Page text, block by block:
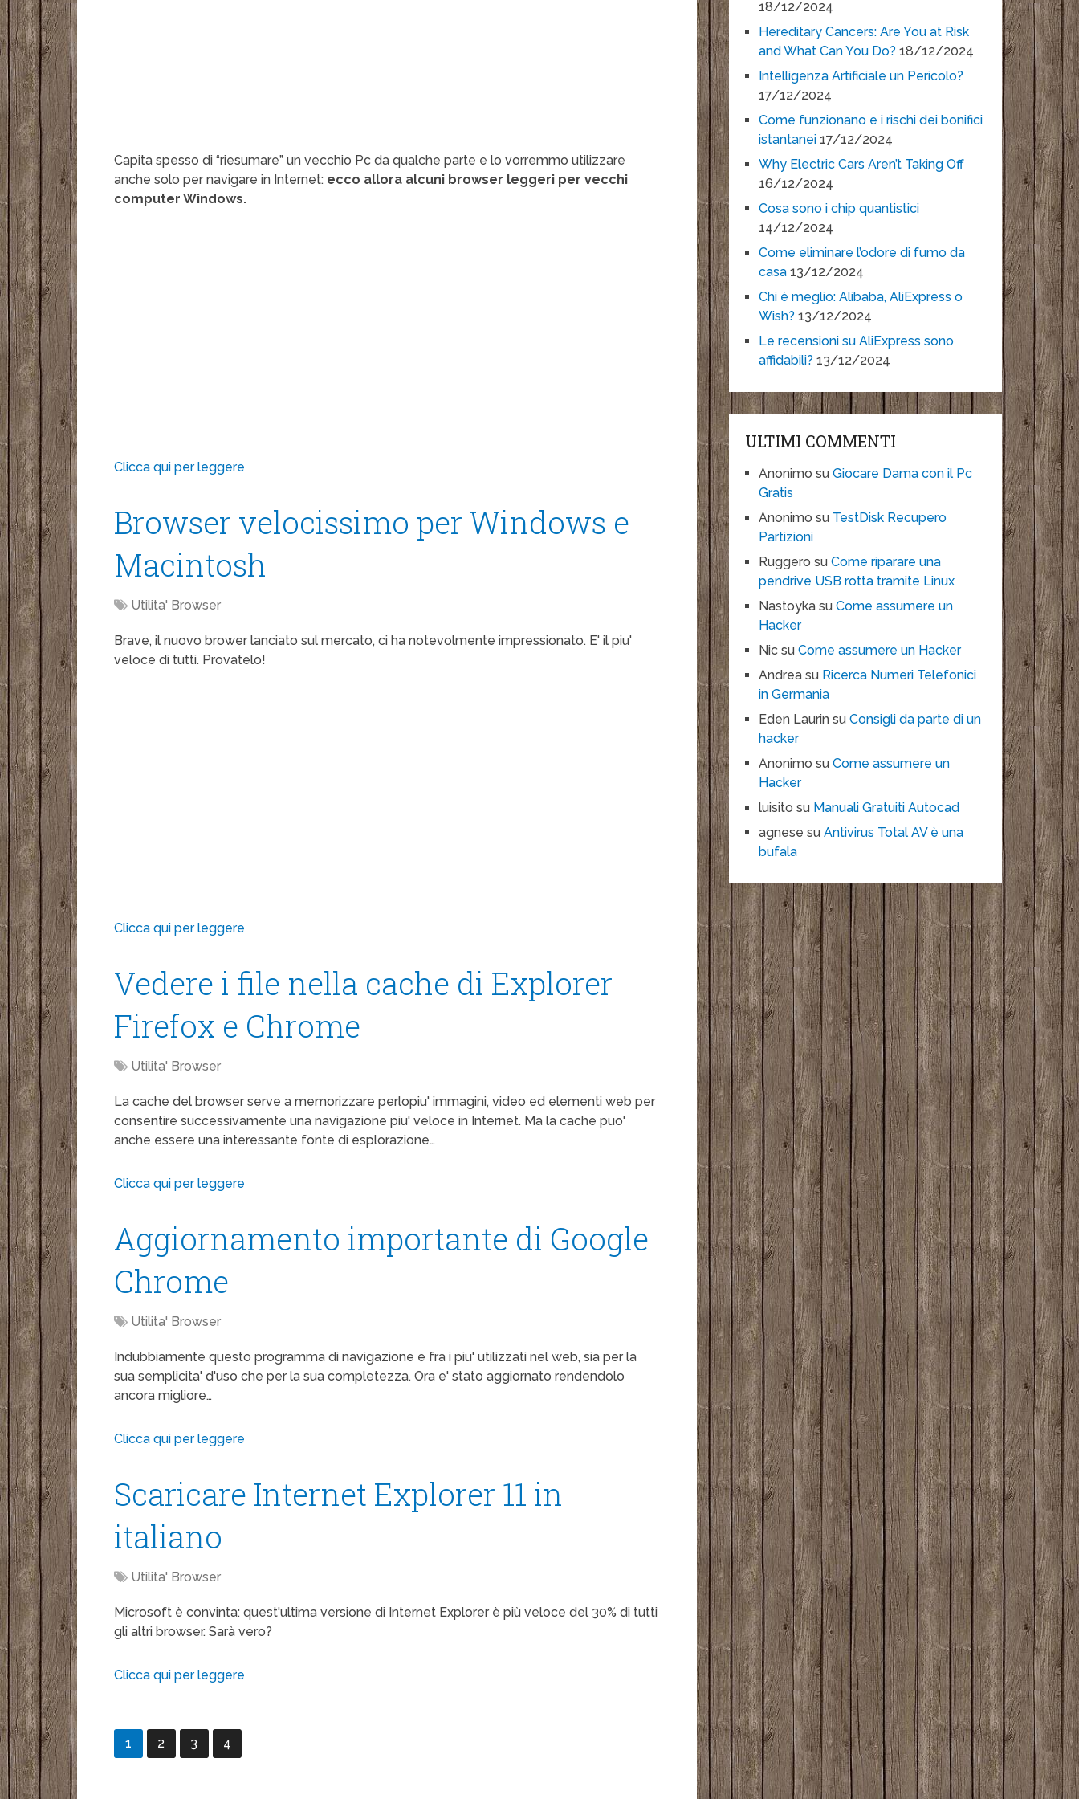
Capita spesso di “riesumare” un vecchio Pc da qualche parte e lo vorremmo utilizzare
anche solo per navigare in Internet: ecco allora alcuni browser leggeri per vecchi
computer Windows.
Clicca qui per leggere
Browser velocissimo per Windows e
Macintosh
Utilita' Browser
Brave, il nuovo brower lanciato sul mercato, ci ha notevolmente impressionato. E' il piu'
veloce di tutti. Provatelo!
Clicca qui per leggere
Vedere i file nella cache di Explorer
Firefox e Chrome
Utilita' Browser
La cache del browser serve a memorizzare perlopiu' immagini, video ed elementi web per
consentire successivamente una navigazione piu' veloce in Internet. Ma la cache puo'
anche essere una interessante fonte di esplorazione…
Clicca qui per leggere
Aggiornamento importante di Google
Chrome
Utilita' Browser
Indubbiamente questo programma di navigazione e fra i piu' utilizzati nel web, sia per la
sua semplicita' d'uso che per la sua completezza. Ora e' stato aggiornato rendendolo
ancora migliore…
Clicca qui per leggere
Scaricare Internet Explorer 11 in
italiano
Utilita' Browser
Microsoft è convinta: quest'ultima versione di Internet Explorer è più veloce del 30% di tutti
gli altri browser. Sarà vero?
Clicca qui per leggere
1 2 3 4
18/12/2024
Hereditary Cancers: Are You at Risk
and What Can You Do? 18/12/2024
Intelligenza Artificiale un Pericolo?
17/12/2024
Come funzionano e i rischi dei bonifici
istantanei 17/12/2024
Why Electric Cars Aren’t Taking Off
16/12/2024
Cosa sono i chip quantistici
14/12/2024
Come eliminare l’odore di fumo da
casa 13/12/2024
Chi è meglio: Alibaba, AliExpress o
Wish? 13/12/2024
Le recensioni su AliExpress sono
affidabili? 13/12/2024
ULTIMI COMMENTI
Anonimo suGiocare Dama con il Pc
Gratis
Anonimo su TestDisk Recupero
Partizioni
Ruggero suCome riparare una
pendrive USB rotta tramite Linux
Nastoyka suCome assumere un
Hacker
Nic suCome assumere un Hacker
Andrea su Ricerca Numeri Telefonici
in Germania
Eden Laurin suConsigli da parte di un
hacker
Anonimo suCome assumere un
Hacker
luisito su Manuali Gratuiti Autocad
agnese suAntivirus Total AV è una
bufala